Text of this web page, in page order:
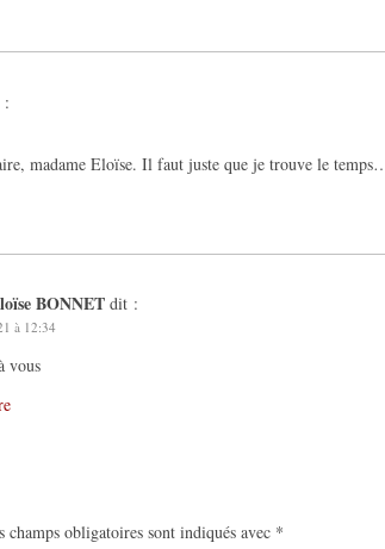
:
madame Eloïse. Il faut juste que je trouve le
BONNET dit :
à 12:34
vous
champs obligatoires sont indiqués avec *